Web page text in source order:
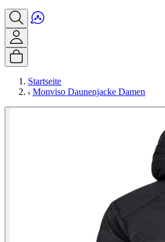
Startseite
Monviso Daunenjacke Damen